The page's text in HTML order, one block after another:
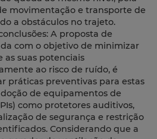
movimentação e transporte de
a obstáculos no trajeto.
A proposta de
com o objetivo de minimizar
as suas potenciais
ao risco de ruído, é
práticas preventivas para estas
de equipamentos de
como protetores auditivos,
de segurança e restrição
Considerando que a